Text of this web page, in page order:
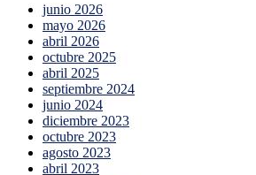
junio 2026
mayo 2026
abril 2026
octubre 2025
abril 2025
septiembre 2024
junio 2024
diciembre 2023
octubre 2023
agosto 2023
abril 2023